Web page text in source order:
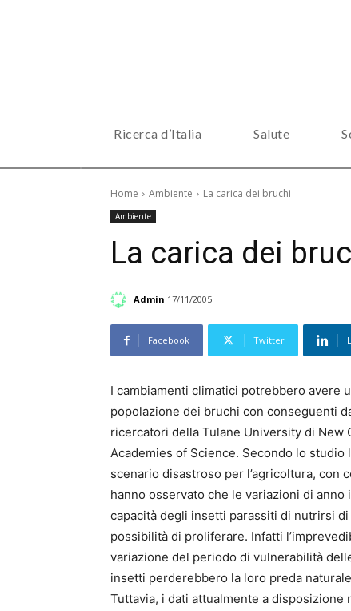
Ricerca d’Italia Salute
Home Ambiente La carica dei bruchi
Ambiente
La carica dei
Admin 17/11/2005
Facebook Twitter
I cambiamenti climatici potrebbero avere
popolazione dei bruchi con conseguenti
ricercatori della Tulane University di New
Academies of Science. Secondo lo
scenario disastroso per l’agricoltura,
hanno osservato che le variazioni di
capacità degli insetti parassiti di nutrirsi
possibilità di proliferare. Infatti
variazione del periodo di vulnerabilità
insetti perderebbero la loro preda
Tuttavia, i dati attualmente a